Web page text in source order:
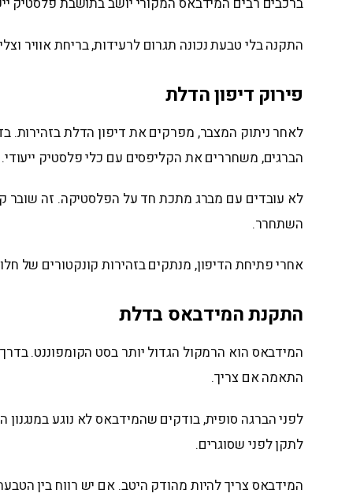
התקנה בלי טבעת נכונה תגרום לרעידות, בריחת אוויר
פירוק דיפון הדלת
לאחר ניתוק המצבר, מפרקים את דיפון הדלת בזהירות.
הברגים, משחררים את הקליפסים עם כלי פלסטיק ייעודי.
לא עובדים עם מברג מתכת חד על הפלסטיקה. זה שובר
השתחרר.
אחרי פתיחת הדיפון, מנתקים בזהירות קונקטורים של
התקנת המידבאס בדלת
המידבאס הוא הרמקול הגדול יותר בסט הקומפוננט.
התאמה אם צריך.
לפני הברגה סופית, בודקים שהמידבאס לא נוגע במנגנון
לתקן לפני שסוגרים.
המידבאס צריך להיות מהודק היטב. אם יש רווח בין